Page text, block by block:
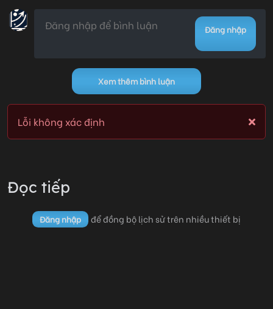
07/07/2026 18:25
Lỗi không xác định
Đăng nhập
Xem thêm bình luận
Lỗi không xác định
Đọc tiếp
Đăng nhập để đồng bộ lịch sử trên nhiều thiết bị